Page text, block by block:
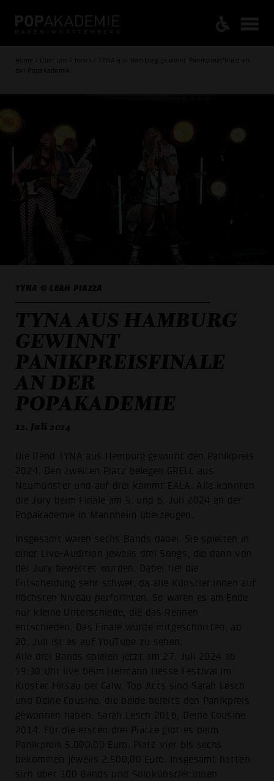
Home / Über uns / News / TYNA aus Hamburg gewinnt Panikpreisfinale an
der Popakademie
TYNA © LEAH PIAZZA
TYNA AUS HAMBURG
GEWINNT
PANIKPREISFINALE
AN DER
POPAKADEMIE
12. Juli 2024
Die Band TYNA aus Hamburg gewinnt den Panikpreis
2024. Den zweiten Platz belegen GRELL aus
Neumünster und auf drei kommt EALA. Alle konnten
die Jury beim Finale am 5. und 6. Juli 2024 an der
Popakademie in Mannheim überzeugen.
Insgesamt waren sechs Bands dabei. Sie spielten in
einer Live-Audition jeweils drei Songs, die dann von
der Jury bewertet wurden. Dabei fiel die
Entscheidung sehr schwer, da alle Künstler:innen auf
höchsten Niveau performten. So waren es am Ende
nur kleine Unterschiede, die das Rennen
entschieden. Das Finale wurde mitgeschnitten, ab
20. Juli ist es auf YouTube zu sehen.
Alle drei Bands spielen jetzt am 27. Juli 2024 ab
19:30 Uhr live beim Hermann Hesse Festival im
Kloster Hirsau bei Calw. Top Acts sind Sarah Lesch
und Deine Cousine, die beide bereits den Panikpreis
gewonnen haben. Sarah Lesch 2016, Deine Cousine
2014. Für die ersten drei Plätze gibt es beim
Panikpreis 5.000,00 Euro. Platz vier bis sechs
bekommen jeweils 2.500,00 Euro. Insgesamt hatten
sich über 300 Bands und Solokünstler:innen